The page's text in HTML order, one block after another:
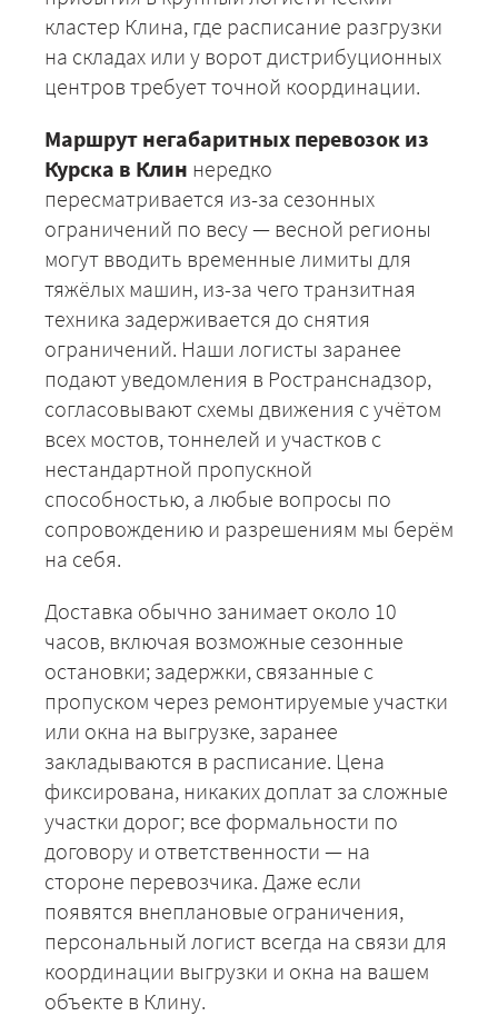
кластер Клина, где расписание разгрузки
на складах или у ворот дистрибуционных
центров требует точной координации.
Маршрут негабаритных перевозок из
Курска в Клин нередко
пересматривается из-за сезонных
ограничений по весу — весной регионы
могут вводить временные лимиты для
тяжёлых машин, из-за чего транзитная
техника задерживается до снятия
ограничений. Наши логисты заранее
подают уведомления в Ространснадзор,
согласовывают схемы движения с учётом
всех мостов, тоннелей и участков с
нестандартной пропускной
способностью, а любые вопросы по
сопровождению и разрешениям мы берём
на себя.
Доставка обычно занимает около 10
часов, включая возможные сезонные
остановки; задержки, связанные с
пропуском через ремонтируемые участки
или окна на выгрузке, заранее
закладываются в расписание. Цена
фиксирована, никаких доплат за сложные
участки дорог; все формальности по
договору и ответственности — на
стороне перевозчика. Даже если
появятся внеплановые ограничения,
персональный логист всегда на связи для
координации выгрузки и окна на вашем
объекте в Клину.
+7 (499) 520-05-23